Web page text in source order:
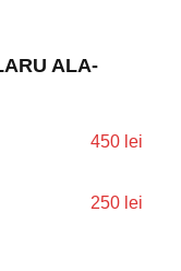
ALA-
450 lei
250 lei